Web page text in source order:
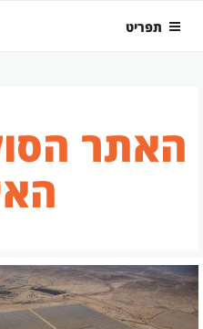
לתוכן
תפריט
האתר